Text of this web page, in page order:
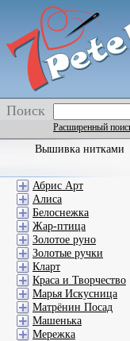
Поиск
Расширенный
Вышивка нитками
Абрис Арт
Алиса
Белоснежка
Жар-птица
Золотое руно
Золотые ручки
Кларт
Краса и Творчество
Марья Искусница
Матрёнин Посад
Машенька
Мережка